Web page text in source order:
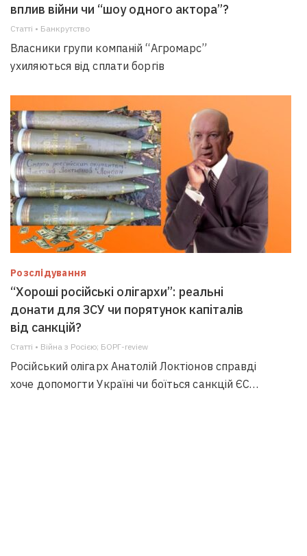
вплив війни чи “шоу одного актора”?
Статті • Банкрутство
Власники групи компаній “Агромарс”
ухиляються від сплати боргів
Розслідування
“Хороші російські олігархи”: реальні
донати для ЗСУ чи порятунок капіталів
від санкцій?
Статті • Війна з Росією; БОРГ-review
Російський олігарх Анатолій Локтіонов справді
хоче допомогти Україні чи боїться санкцій ЄС…